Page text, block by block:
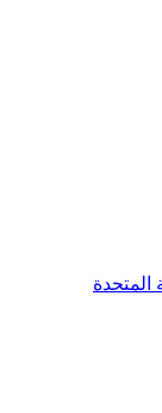
المتحدة